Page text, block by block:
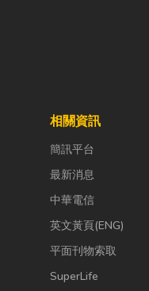
相關資訊
簡訊平台
最新消息
中華電信
英文黃頁(ENG)
平面刊物索取
SuperLife